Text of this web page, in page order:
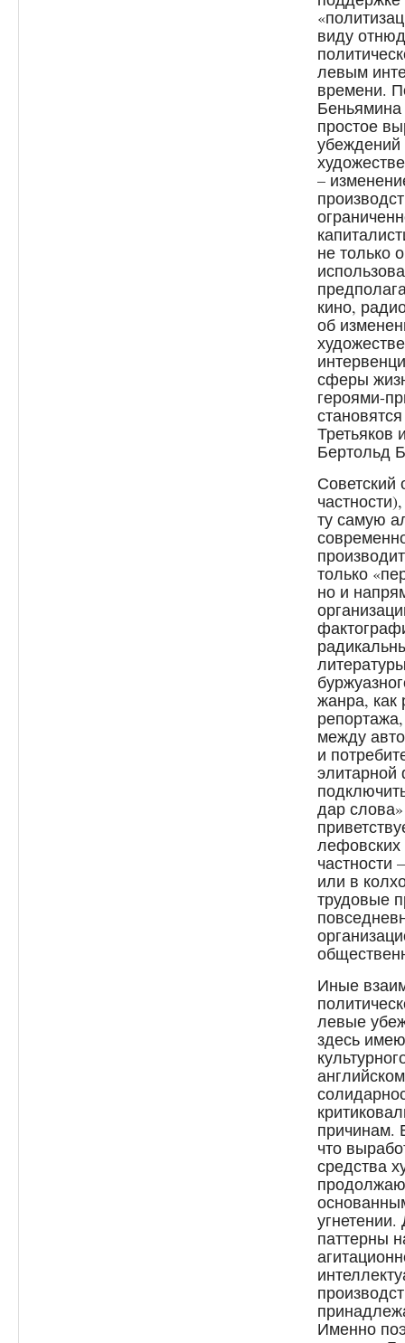
виду
левым
времени.
Беньямина
простое
убеждений
–
не только
кино,
об
сферы
героями-
Третьяков
Бертольд
Советский
ту самую
только
но и
жанра, как
между
и
элитарной
дар
лефовских
частности
или в
трудовые
Иные
левые
здесь
причинам.
что
средства
паттерны
Именно